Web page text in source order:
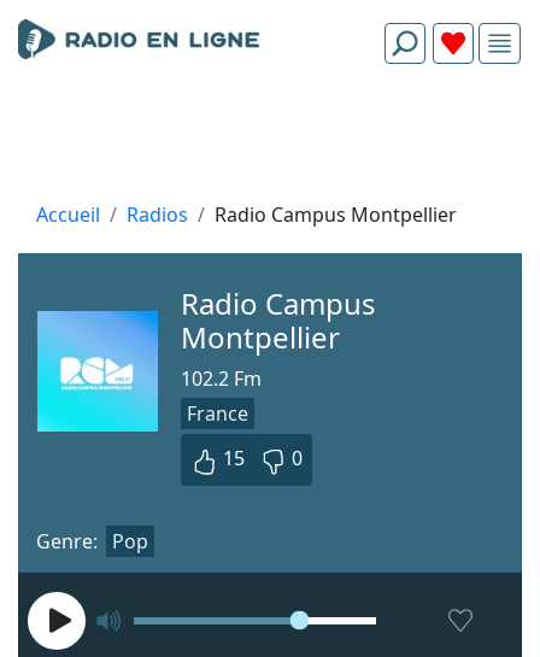
Accueil Radios Radio Campus Montpellier
Radio Campus
Montpellier
102.2 Fm
France
15
0
Genre: Pop